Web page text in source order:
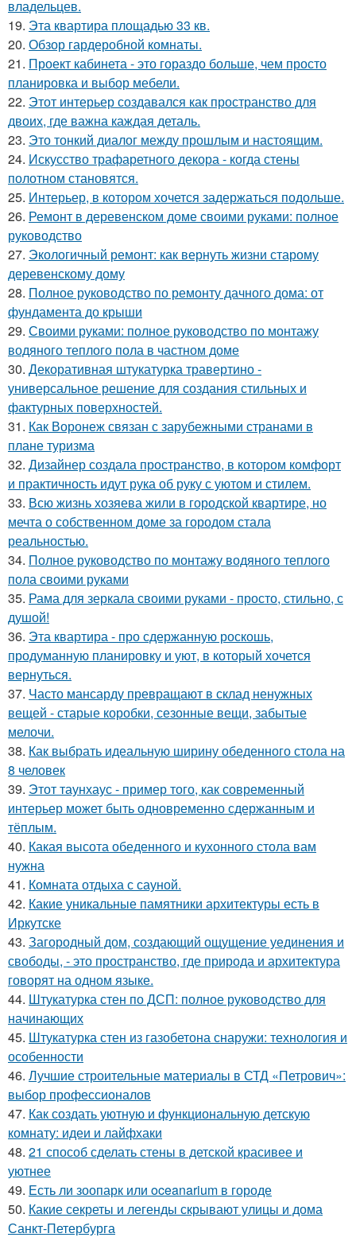
владельцев.
19. Эта квартира площадью 33 кв.
20. Обзор гардеробной комнаты.
21. Проект кабинета - это гораздо больше, чем просто
планировка и выбор мебели.
22. Этот интерьер создавался как пространство для
двоих, где важна каждая деталь.
23. Это тонкий диалог между прошлым и настоящим.
24. Искусство трафаретного декора - когда стены
полотном становятся.
25. Интерьер, в котором хочется задержаться подольше.
26. Ремонт в деревенском доме своими руками: полное
руководство
27. Экологичный ремонт: как вернуть жизни старому
деревенскому дому
28. Полное руководство по ремонту дачного дома: от
фундамента до крыши
29. Своими руками: полное руководство по монтажу
водяного теплого пола в частном доме
30. Декоративная штукатурка травертино -
универсальное решение для создания стильных и
фактурных поверхностей.
31. Как Воронеж связан с зарубежными странами в
плане туризма
32. Дизайнер создала пространство, в котором комфорт
и практичность идут рука об руку с уютом и стилем.
33. Всю жизнь хозяева жили в городской квартире, но
мечта о собственном доме за городом стала
реальностью.
34. Полное руководство по монтажу водяного теплого
пола своими руками
35. Рама для зеркала своими руками - просто, стильно, с
душой!
36. Эта квартира - про сдержанную роскошь,
продуманную планировку и уют, в который хочется
вернуться.
37. Часто мансарду превращают в склад ненужных
вещей - старые коробки, сезонные вещи, забытые
мелочи.
38. Как выбрать идеальную ширину обеденного стола на
8 человек
39. Этот таунхаус - пример того, как современный
интерьер может быть одновременно сдержанным и
тёплым.
40. Какая высота обеденного и кухонного стола вам
нужна
41. Комната отдыха с сауной.
42. Какие уникальные памятники архитектуры есть в
Иркутске
43. Загородный дом, создающий ощущение уединения и
свободы, - это пространство, где природа и архитектура
говорят на одном языке.
44. Штукатурка стен по ДСП: полное руководство для
начинающих
45. Штукатурка стен из газобетона снаружи: технология и
особенности
46. Лучшие строительные материалы в СТД «Петрович»:
выбор профессионалов
47. Как создать уютную и функциональную детскую
комнату: идеи и лайфхаки
48. 21 способ сделать стены в детской красивее и
уютнее
49. Есть ли зоопарк или oceanarium в городе
50. Какие секреты и легенды скрывают улицы и дома
Санкт-Петербурга